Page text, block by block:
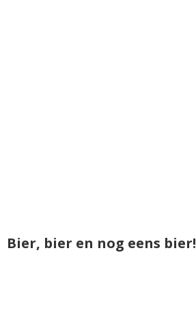
Bier, bier en nog eens bier!